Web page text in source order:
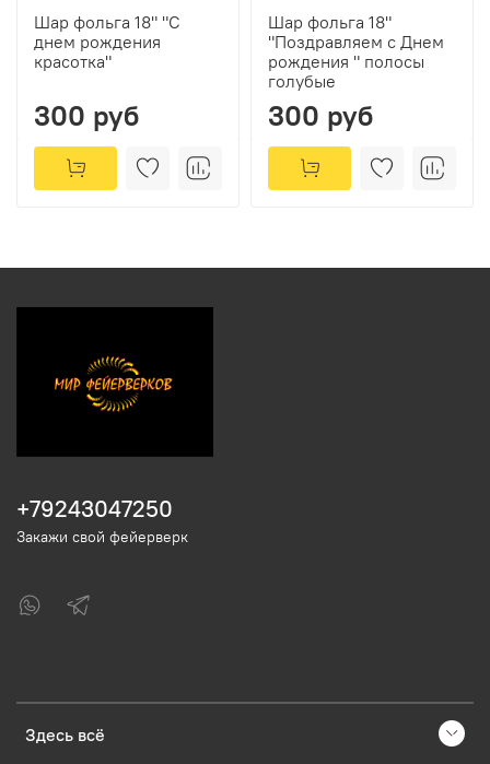
Шар фольга 18" "С
днем рождения
красотка"
300 руб
Шар фольга 18"
"Поздравляем с Днем
рождения " полосы
голубые
300 руб
Здесь всё
+79243047250
Закажи свой фейерверк